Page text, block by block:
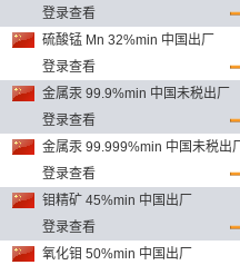
登录查看
硫酸锰 Mn 32%min 中国出厂
登录查看
金属汞 99.9%min 中国未税出厂
登录查看
金属汞 99.999%min 中国未税出厂
登录查看
钼精矿 45%min 中国出厂
登录查看
氧化钼 50%min 中国出厂